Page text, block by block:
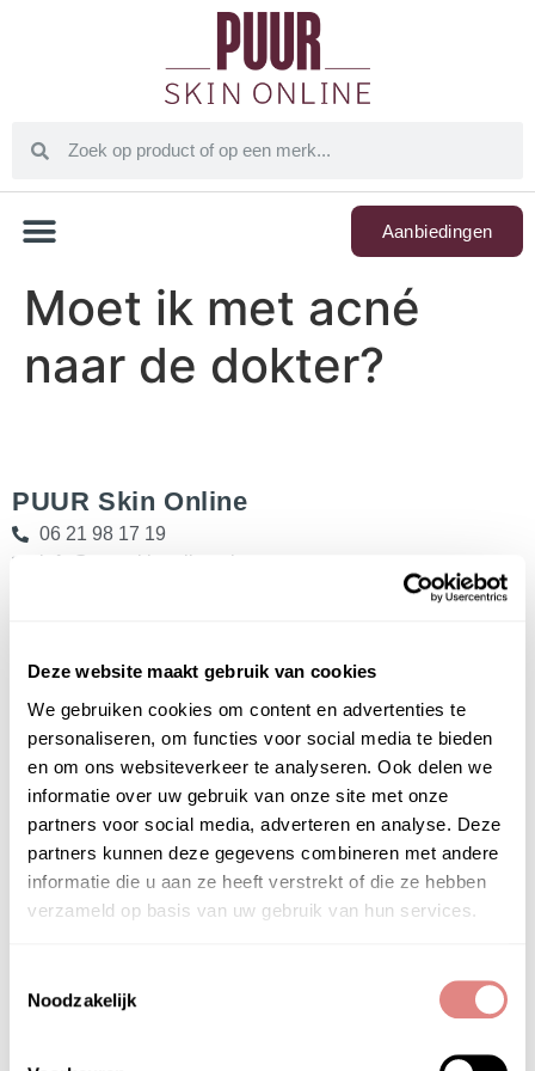
Deze website maakt gebruik van cookies
We gebruiken cookies om content en advertenties te
personaliseren, om functies voor social media te bieden
en om ons websiteverkeer te analyseren. Ook delen we
informatie over uw gebruik van onze site met onze
partners voor social media, adverteren en analyse. Deze
partners kunnen deze gegevens combineren met andere
informatie die u aan ze heeft verstrekt of die ze hebben
verzameld op basis van uw gebruik van hun services.
Noodzakelijk
Aanbiedingen
Moet ik met acné
naar de dokter?
PUUR Skin Online
06 21 98 17 19
info@puurskinonline.nl
Gratis huidadvies
Contact
Privacyverklaring
Algemene Voorwaarden
Veelgestelde vragen (FAQ)
Het PUUR Skin Online is onderdeel vanPUUR
Huidinstituut &PUUR Natural Skin
Huidproblemen
Droge huid